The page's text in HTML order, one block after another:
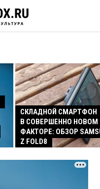
СКЛАДНОЙ СМАРТФОН
В СОВЕРШЕННО
ФАКТОРЕ: ОБЗОР
Z FOLD8